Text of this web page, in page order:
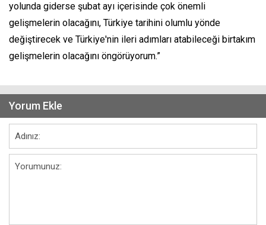
yolunda giderse şubat ayı içerisinde çok önemli
gelişmelerin olacağını, Türkiye tarihini olumlu yönde
değiştirecek ve Türkiye'nin ileri adımları atabileceği birtakım
gelişmelerin olacağını öngörüyorum.”
Yorum Ekle